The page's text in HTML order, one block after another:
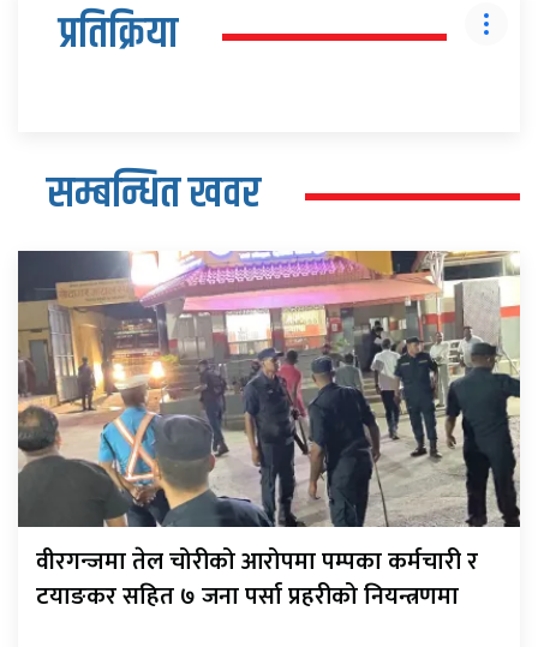
प्रतिक्रिया
सम्बन्धित खवर
वीरगन्जमा तेल चोरीको आरोपमा पम्पका कर्मचारी र
टयाङकर सहित ७ जना पर्सा प्रहरीको नियन्त्रणमा